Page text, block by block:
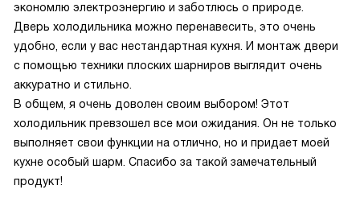
экономлю электроэнергию и заботлюсь о природе.
Дверь холодильника можно перенавесить, это очень
удобно, если у вас нестандартная кухня. И монтаж двери
с помощью техники плоских шарниров выглядит очень
аккуратно и стильно.
В общем, я очень доволен своим выбором! Этот
холодильник превзошел все мои ожидания. Он не только
выполняет свои функции на отлично, но и придает моей
кухне особый шарм. Спасибо за такой замечательный
продукт!